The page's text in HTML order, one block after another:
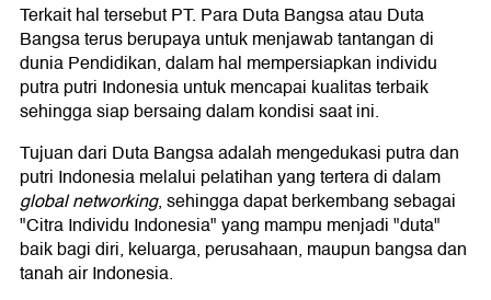
Terkait hal tersebut PT. Para Duta Bangsa atau Duta
Bangsa terus berupaya untuk menjawab tantangan di
dunia Pendidikan, dalam hal mempersiapkan individu
putra putri Indonesia untuk mencapai kualitas terbaik
sehingga siap bersaing dalam kondisi saat ini.
Tujuan dari Duta Bangsa adalah mengedukasi putra dan
putri Indonesia melalui pelatihan yang tertera di dalam
global networking, sehingga dapat berkembang sebagai
"Citra Individu Indonesia" yang mampu menjadi "duta"
baik bagi diri, keluarga, perusahaan, maupun bangsa dan
tanah air Indonesia.